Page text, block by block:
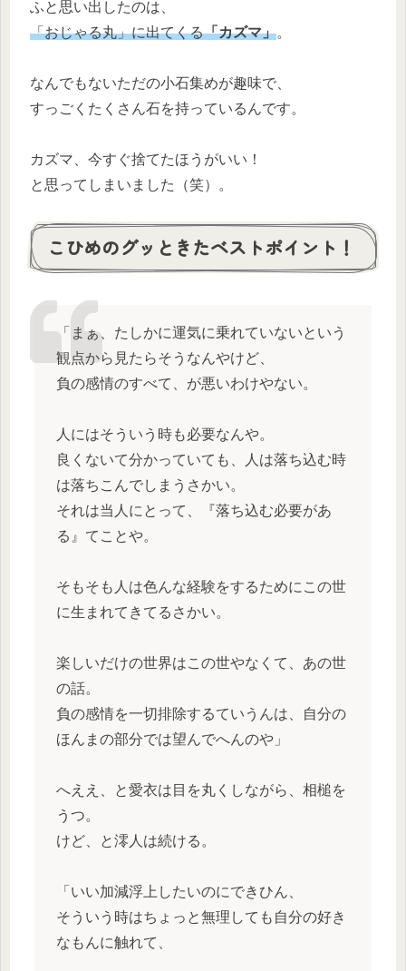
ふと思い出したのは、
「おじゃる丸」に出てくる「カズマ」。
なんでもないただの小石集めが趣味で、
すっごくたくさん石を持っているんです。
カズマ、今すぐ捨てたほうがいい！
と思ってしまいました（笑）。
こひめのグッときたベストポイント！
「まぁ、たしかに運気に乗れていないという
観点から見たらそうなんやけど、
負の感情のすべて、が悪いわけやない。
人にはそういう時も必要なんや。
良くないて分かっていても、人は落ち込む時
は落ちこんでしまうさかい。
それは当人にとって、『落ち込む必要があ
る』てことや。
そもそも人は色んな経験をするためにこの世
に生まれてきてるさかい。
楽しいだけの世界はこの世やなくて、あの世
の話。
負の感情を一切排除するていうんは、自分の
ほんまの部分では望んでへんのや」
へええ、と愛衣は目を丸くしながら、相槌を
うつ。
けど、と澪人は続ける。
「いい加減浮上したいのにできひん、
そういう時はちょっと無理しても自分の好き
なもんに触れて、